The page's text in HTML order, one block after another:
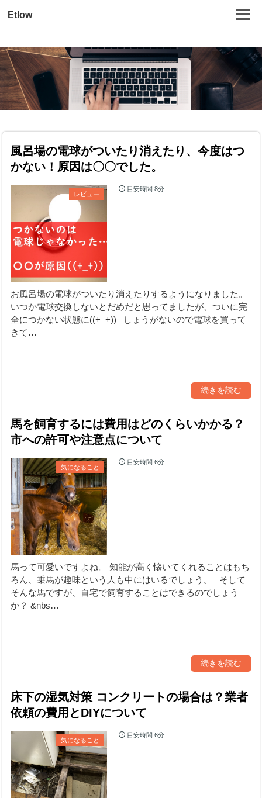
Etlow
風呂場の電球がついたり消えたり、今度はつ
かない！原因は〇〇でした。
レビュー
目安時間8分
お風呂場の電球がついたり消えたりするようになりました。
いつか電球交換しないとだめだと思ってましたが、ついに完
全につかない状態に((+_+)) しょうがないので電球を買って
きて…
続きを読む
馬を飼育するには費用はどのくらいかかる？
市への許可や注意点について
気になること
目安時間6分
馬って可愛いですよね。 知能が高く懐いてくれることはもち
ろん、乗馬が趣味という人も中にはいるでしょう。 そして
そんな馬ですが、自宅で飼育することはできるのでしょう
か？ &nbs…
続きを読む
床下の湿気対策 コンクリートの場合は？業者
依頼の費用とDIYについて
気になること
目安時間6分